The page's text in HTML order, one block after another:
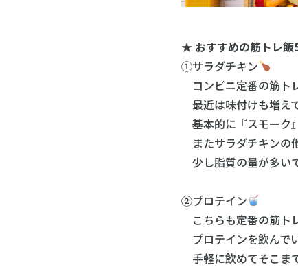
★ おすすめの筋トレ
①サラダチキン
コンビニ定番の筋ト
最近は味付けも増え
基本的に『スモーク
またサラダチキンの
少し脂質の量が多い
②プロテイン
こちらも定番の筋ト
プロテインを飲んで
手軽に飲めてそこま